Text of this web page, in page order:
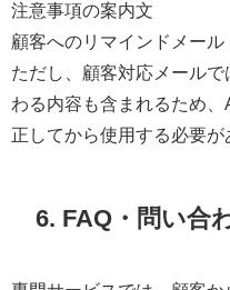
注意事項の案内文
顧客へのリマインドメール
ただし、顧客対応メール
わる内容も含まれるため
正してから使用する必要が
6. FAQ・問い合